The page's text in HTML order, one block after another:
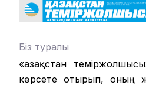
Біз туралы
«Қазақстан
көрсете отырып, оның